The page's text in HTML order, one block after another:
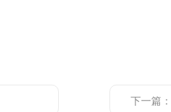
下一篇：